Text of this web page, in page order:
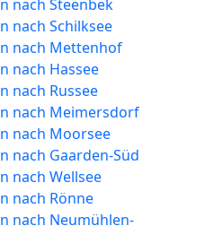
nach Steenbek
nach Schilksee
nach Mettenhof
nach Hassee
nach Russee
nach Meimersdorf
nach Moorsee
nach Gaarden-Süd
nach Wellsee
nach Rönne
nach Neumühlen-